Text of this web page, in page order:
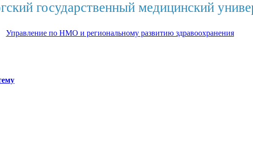
государственный медицинский
Управление по НМО и региональному развитию здравоохранения